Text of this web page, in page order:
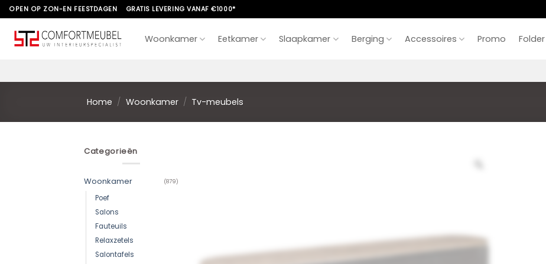
Skip
to
content
OPEN OP ZON-EN FEESTDAGEN GRATIS LEVERING VANAF €1000*
Woonkamer Eetkamer Slaapkamer Berging Accessoires Promo Folder
Home / Woonkamer / Tv-meubels
Categorieën
Woonkamer (879)
Poef
Salons
Fauteuils
Relaxzetels
Salontafels